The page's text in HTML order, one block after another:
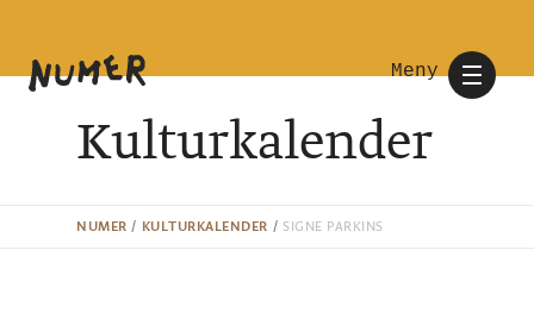
Meny
Kulturkalender
NUMER / KULTURKALENDER / SIGNE PARKINS